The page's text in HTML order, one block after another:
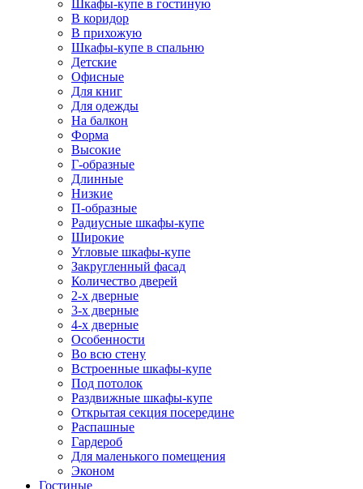
Шкафы-купе в гостиную
В коридор
В прихожую
Шкафы-купе в спальню
Детские
Офисные
Для книг
Для одежды
На балкон
Форма
Высокие
Г-образные
Длинные
Низкие
П-образные
Радиусные шкафы-купе
Широкие
Угловые шкафы-купе
Закругленный фасад
Количество дверей
2-х дверные
3-х дверные
4-х дверные
Особенности
Во всю стену
Встроенные шкафы-купе
Под потолок
Раздвижные шкафы-купе
Открытая секция посередине
Распашные
Гардероб
Для маленького помещения
Эконом
Гостиные